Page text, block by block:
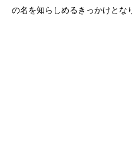
の名を知らしめるきっかけとな